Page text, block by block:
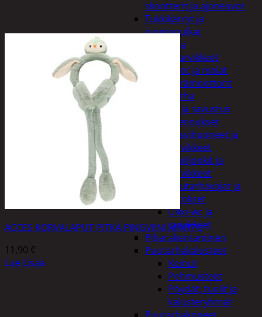
skootterit ja ajoneuvot
Tukkikärryt ja
juontopulkat
Veneet ja
veneilytarvikkeet
Airot ja melat
Perämoottorit
Piha ja puutarha
Grillaus ja savustus
Piharakennukset
Kasvihuoneet ja
tarvikkeet
Paviljonkit ja
tarvikkeet
Puutarhavajat ja
katokset
Ulko-wc ja
tarvikkeet
Piharakentaminen
Puutarhakalusteet
Keinut
Pehmusteet
Pöydät, tuolit ja
kalusteryhmät
ACCES KORVALAPUT PITKÄ PINGVIINI MINTTU
11,90 €
Lue Lisää